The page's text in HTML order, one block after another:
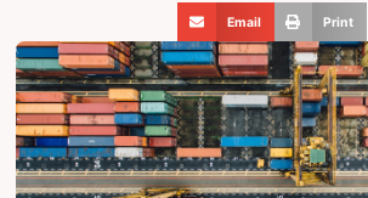
Email Print